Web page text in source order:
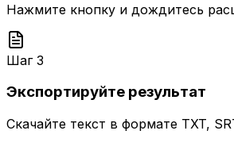
Нажмите кнопку и дождитесь
Шаг 3
Экспортируйте результат
Скачайте текст в формате TXT,